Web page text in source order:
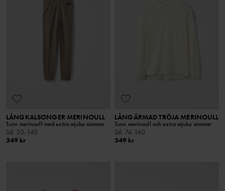
LÅNGKALSONGER MERINOULL
Tunn merinoull med extra mjuka sömmar
Stl: 50-140
349 kr
LÅNGÄRMAD TRÖJA MERINOULL
Tunn merinoull och extra mjuka sömmar
Stl: 74-140
349 kr